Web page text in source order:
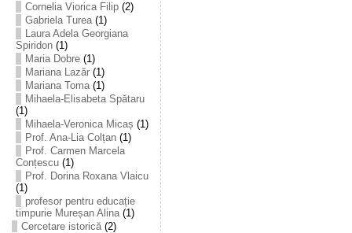
Cornelia Viorica Filip(2)
Gabriela Turea(1)
Laura Adela Georgiana
Spiridon(1)
Maria Dobre(1)
Mariana Lazăr(1)
Mariana Toma(1)
Mihaela-Elisabeta Spătaru
(1)
Mihaela-Veronica Micaș (1)
Prof. Ana-Lia Colțan(1)
Prof. Carmen Marcela
Conțescu(1)
Prof. Dorina Roxana Vlaicu
(1)
profesor pentru educație
timpurie Mureșan Alina(1)
Cercetare istorică(2)